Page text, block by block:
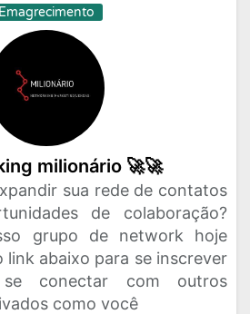
Emagrecimento
milionário 🚀🚀
sua rede de contatos
de colaboração?
grupo de network hoje
link abaixo para se inscrever
conectar com outros
como você